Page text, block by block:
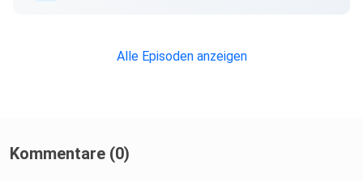
Alle Episoden anzeigen
Kommentare (0)